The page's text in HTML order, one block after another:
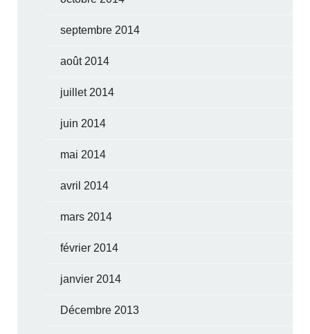
septembre 2014
août 2014
juillet 2014
juin 2014
mai 2014
avril 2014
mars 2014
février 2014
janvier 2014
Décembre 2013